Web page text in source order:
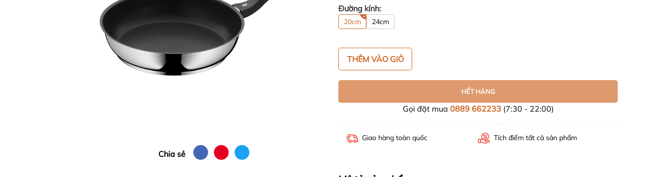
Chia sẻ
Đường kính:
20cm 24cm
THÊM VÀO GIỎ
HẾT HÀNG
Gọi đặt mua 0889 662233(7:30 - 22:00)
Giao hàng toàn quốc Tích điểm tất cả sản phẩm